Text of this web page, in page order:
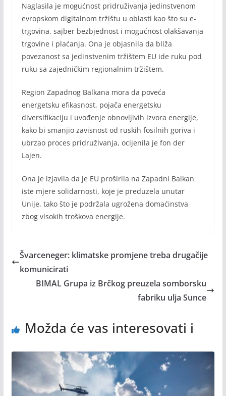
Naglasila je mogućnost pridruživanja jedinstvenom
evropskom digitalnom tržištu u oblasti kao što su e-
trgovina, sajber bezbjednost i mogućnost olakšavanja
trgovine i plaćanja. Ona je objasnila da bliža
povezanost sa jedinstvenim tržištem EU ide ruku pod
ruku sa zajedničkim regionalnim tržištem.
Region Zapadnog Balkana mora da poveća
energetsku efikasnost, pojača energetsku
diversifikaciju i uvođenje obnovljivih izvora energije,
kako bi smanjio zavisnost od ruskih fosilnih goriva i
ubrzao proces pridruživanja, ocijenila je fon der
Lajen.
Ona je izjavila da je EU proširila na Zapadni Balkan
iste mjere solidarnosti, koje je preduzela unutar
Unije, tako što je podržala ugrožena domaćinstva
zbog visokih troškova energije.
Švarceneger: klimatske promjene treba drugačije
komunicirati
BIMAL Grupa iz Brčkog preuzela somborsku
fabriku ulja Sunce
Možda će vas interesovati i